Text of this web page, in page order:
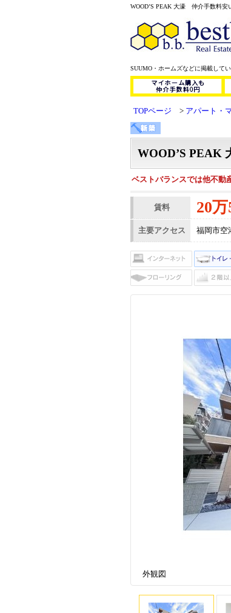
SUUMO・ホームズなどに掲載して
TOPページ アパート・
WOOD’S PEAK
ベストバランスでは他不動
賃料 20万
主要アクセス 福岡市空
外観図